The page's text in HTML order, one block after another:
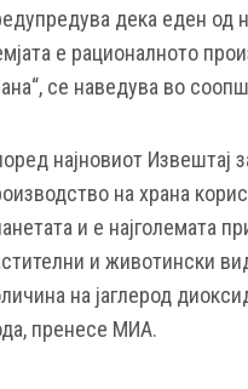
дека еден од
е рационалното
се наведува во
најновиот Извештај
на храна
и е најголемата
и животински
на јаглерод
пренесе МИА.